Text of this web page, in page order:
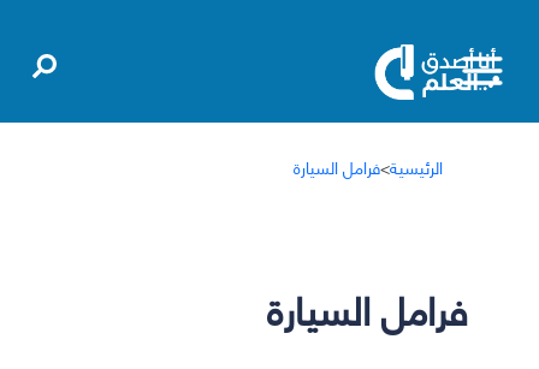
الرئيسية>فرامل السيارة
فرامل السيارة